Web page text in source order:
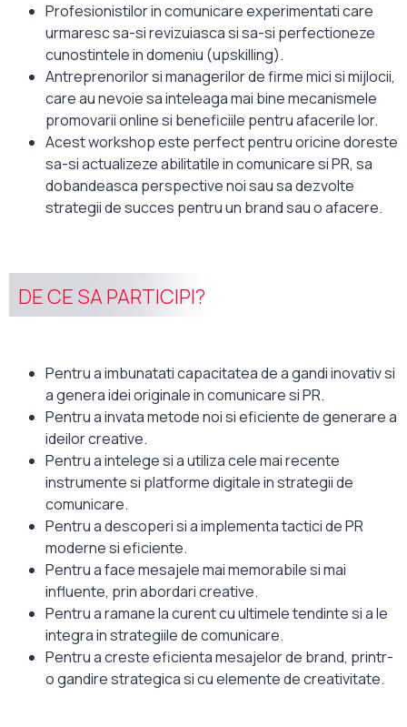
Profesionistilor in comunicare experimentati care
urmaresc sa-si revizuiasca si sa-si perfectioneze
cunostintele in domeniu (upskilling).
Antreprenorilor si managerilor de firme mici si mijlocii,
care au nevoie sa inteleaga mai bine mecanismele
promovarii online si beneficiile pentru afacerile lor.
Acest workshop este perfect pentru oricine doreste
sa-si actualizeze abilitatile in comunicare si PR, sa
dobandeasca perspective noi sau sa dezvolte
strategii de succes pentru un brand sau o afacere.
DE CE SA PARTICIPI?
Pentru a imbunatati capacitatea de a gandi inovativ si
a genera idei originale in comunicare si PR.
Pentru a invata metode noi si eficiente de generare a
ideilor creative.
Pentru a intelege si a utiliza cele mai recente
instrumente si platforme digitale in strategii de
comunicare.
Pentru a descoperi si a implementa tactici de PR
moderne si eficiente.
Pentru a face mesajele mai memorabile si mai
influente, prin abordari creative.
Pentru a ramane la curent cu ultimele tendinte si a le
integra in strategiile de comunicare.
Pentru a creste eficienta mesajelor de brand, printr-
o gandire strategica si cu elemente de creativitate.